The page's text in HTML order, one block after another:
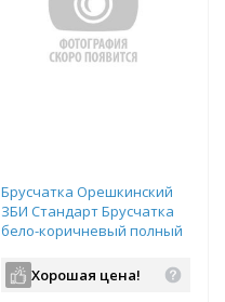
Брусчатка Орешкинский
ЗБИ Стандарт Брусчатка
бело-коричневый полный
Хорошая цена!